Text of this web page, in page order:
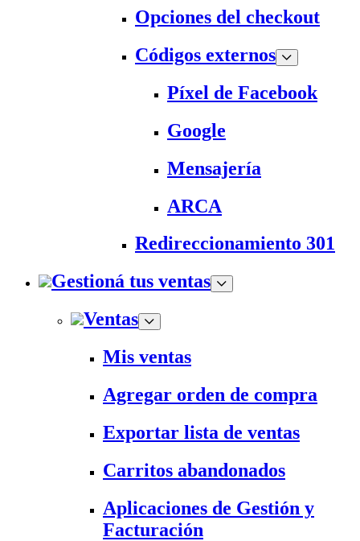
Opciones del checkout
Códigos externos
Píxel de Facebook
Google
Mensajería
ARCA
Redireccionamiento 301
Gestioná tus ventas
Ventas
Mis ventas
Agregar orden de compra
Exportar lista de ventas
Carritos abandonados
Aplicaciones de Gestión y
Facturación